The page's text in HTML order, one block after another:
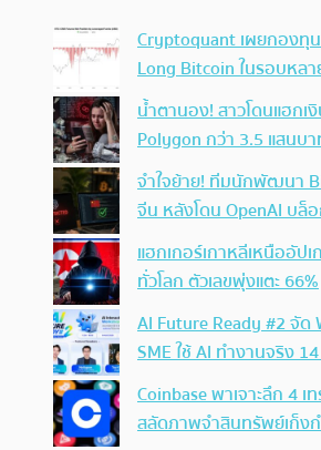
Cryptoquant เผยกองทุ
Long Bitcoin ในรอบหล
น้ำตานอง! สาวโดนแฮกเ
Polygon กว่า 3.5 แสนบ
จำใจย้าย! ทีมนักพัฒนา
จีน หลังโดน OpenAI บล็อ
แฮกเกอร์เกาหลีเหนืออัป
ทั่วโลก ตัวเลขพุ่งแตะ 66%
AI Future Ready #2 จั
SME ใช้ AI ทำงานจริง
Coinbase พาเจาะลึก 4
สลัดภาพจำสินทรัพย์เก็งก